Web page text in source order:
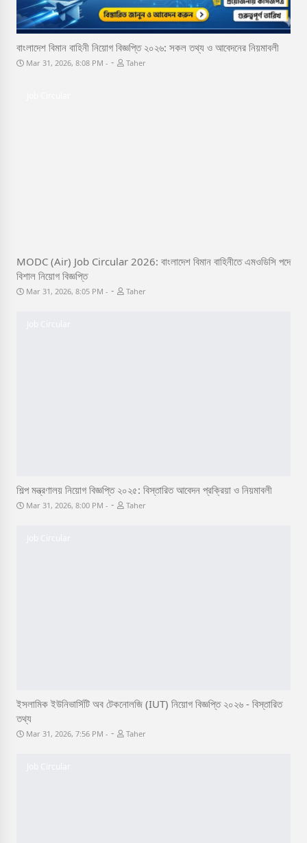
বাংলাদেশ বিমান বাহিনী নিয়োগ বিজ্ঞপ্তি ২০২৬: সকল তথ্য ও আবেদনের নিয়মাবলী
Mar 31, 2026, 8:08 PM - Taher
MODC (Air) Job Circular 2026: বাংলাদেশ বিমান বাহিনীতে এমওডিসি পদে
বিশাল নিয়োগ বিজ্ঞপ্তি
Mar 31, 2026, 8:05 PM - Taher
শিল্প মন্ত্রণালয় নিয়োগ বিজ্ঞপ্তি ২০২৫: বিস্তারিত আবেদন প্রক্রিয়া ও নিয়মাবলী
Mar 31, 2026, 8:00 PM - Taher
ইসলামিক ইউনিভার্সিটি অব টেকনোলজি (IUT) নিয়োগ বিজ্ঞপ্তি ২০২৬ - বিস্তারিত
তথ্য
Mar 31, 2026, 7:56 PM - Taher